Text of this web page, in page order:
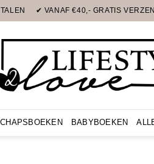
✔ VANAF €40,- GRATIS
BABYBOEKEN